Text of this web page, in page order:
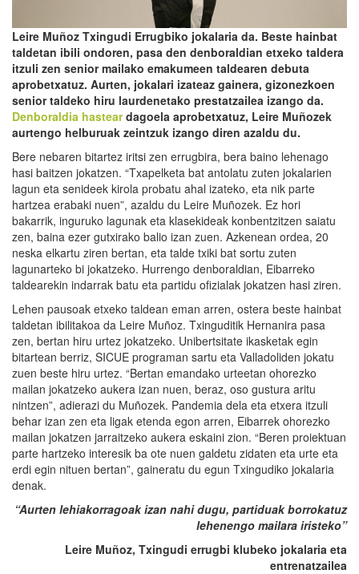
Leire Muñoz Txingudi Errugbiko jokalaria da. Beste hainbat
taldetan ibili ondoren, pasa den denboraldian etxeko taldera
itzuli zen senior mailako emakumeen taldearen debuta
aprobetxatuz. Aurten, jokalari izateaz gainera, gizonezkoen
senior taldeko hiru laurdenetako prestatzailea izango da.
Denboraldia hasteardagoela aprobetxatuz, Leire Muñozek
aurtengo helburuak zeintzuk izango diren azaldu du.
Bere nebaren bitartez iritsi zen errugbira, bera baino lehenago
hasi baitzen jokatzen. “Txapelketa bat antolatu zuten jokalarien
lagun eta senideek kirola probatu ahal izateko, eta nik parte
hartzea erabaki nuen”, azaldu du Leire Muñozek. Ez hori
bakarrik, inguruko lagunak eta klasekideak konbentzitzen saiatu
zen, baina ezer gutxirako balio izan zuen. Azkenean ordea, 20
neska elkartu ziren bertan, eta talde txiki bat sortu zuten
lagunarteko bi jokatzeko. Hurrengo denboraldian, Eibarreko
taldearekin indarrak batu eta partidu ofizialak jokatzen hasi ziren.
Lehen pausoak etxeko taldean eman arren, ostera beste hainbat
taldetan ibilitakoa da Leire Muñoz. Txinguditik Hernanira pasa
zen, bertan hiru urtez jokatzeko. Unibertsitate ikasketak egin
bitartean berriz, SICUE programan sartu eta Valladoliden jokatu
zuen beste hiru urtez. “Bertan emandako urteetan ohorezko
mailan jokatzeko aukera izan nuen, beraz, oso gustura aritu
nintzen”, adierazi du Muñozek. Pandemia dela eta etxera itzuli
behar izan zen eta ligak etenda egon arren, Eibarrek ohorezko
mailan jokatzen jarraitzeko aukera eskaini zion. “Beren proiektuan
parte hartzeko interesik ba ote nuen galdetu zidaten eta urte eta
erdi egin nituen bertan”, gaineratu du egun Txingudiko jokalaria
denak.
“Aurten lehiakorragoak izan nahi dugu, partiduak borrokatuz
lehenengo mailara iristeko”
Leire Muñoz, Txingudi errugbi klubeko jokalaria eta
entrenatzailea